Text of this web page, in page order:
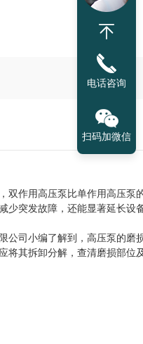
双作用高压泵比单作用高压泵
少突发故障，还能显著延长设
公司小编了解到，高压泵的磨
将其拆卸分解，查清磨损部位
电话咨询
扫码加微信